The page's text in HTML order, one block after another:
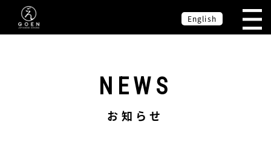
English
NEWS
お知らせ